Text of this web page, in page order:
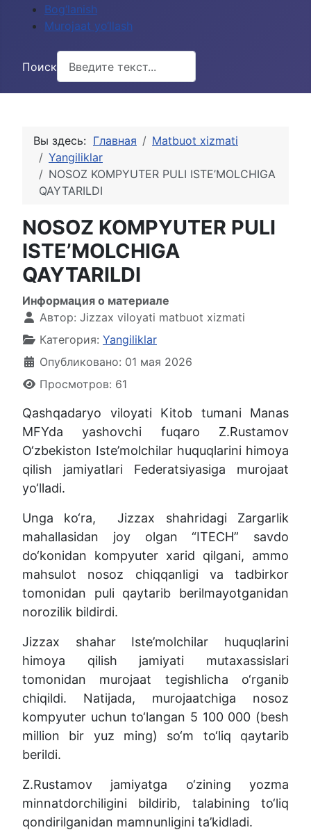
Bog‘lanish
Murojaat yo‘llash
Поиск
Вы здесь: Главная
Matbuot xizmati
Yangiliklar
NOSOZ KOMPYUTER PULI ISTE’MOLCHIGA
QAYTARILDI
NOSOZ KOMPYUTER PULI
ISTE’MOLCHIGA
QAYTARILDI
Информация о материале
Автор: Jizzax viloyati matbuot xizmati
Категория: Yangiliklar
Опубликовано: 01 мая 2026
Просмотров: 61
Qashqadaryo viloyati Kitob tumani Manas
MFYda yashovchi fuqaro Z.Rustamov
O‘zbekiston Iste’molchilar huquqlarini himoya
qilish jamiyatlari Federatsiyasiga murojaat
yo‘lladi.
Unga ko‘ra,
Jizzax shahridagi Zargarlik
mahallasidan joy olgan “ITECH” savdo
do‘konidan kompyuter xarid qilgani, ammo
mahsulot nosoz chiqqanligi va tadbirkor
tomonidan puli qaytarib berilmayotganidan
norozilik bildirdi.
Jizzax shahar Iste’molchilar huquqlarini
himoya qilish jamiyati mutaxassislari
tomonidan murojaat tegishlicha o‘rganib
chiqildi. Natijada, murojaatchiga nosoz
kompyuter uchun to‘langan 5 100 000 (besh
million bir yuz ming) so‘m to‘liq qaytarib
berildi.
Z.Rustamov jamiyatga o‘zining yozma
minnatdorchiligini bildirib, talabining to‘liq
qondirilganidan mamnunligini ta’kidladi.